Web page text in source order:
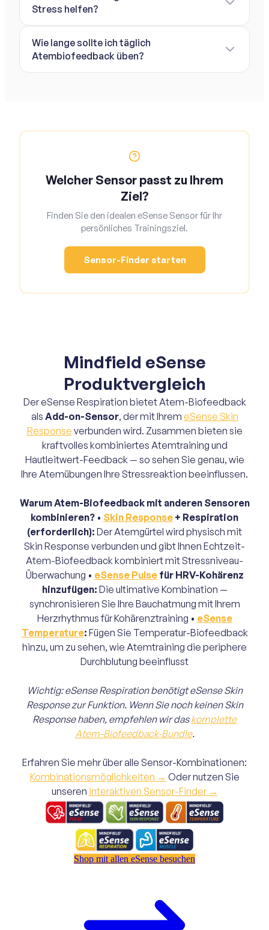
Stress helfen?
Wie lange sollte ich täglich
Atembiofeedback üben?
Welcher Sensor passt zu Ihrem
Ziel?
Finden Sie den idealen eSense Sensor für Ihr
persönliches Trainingsziel.
Sensor-Finder starten
Mindfield eSense
Produktvergleich
Der eSense Respiration bietet Atem-Biofeedback
als Add-on-Sensor, der mit Ihrem eSense Skin
Response verbunden wird. Zusammen bieten sie
kraftvolles kombiniertes Atemtraining und
Hautleitwert-Feedback — so sehen Sie genau, wie
Ihre Atemübungen Ihre Stressreaktion beeinflussen.
Warum Atem-Biofeedback mit anderen Sensoren
kombinieren? • Skin Response + Respiration
(erforderlich): Der Atemgürtel wird physisch mit
Skin Response verbunden und gibt Ihnen Echtzeit-
Atem-Biofeedback kombiniert mit Stressniveau-
Überwachung • eSense Pulsefür HRV-Kohärenz
hinzufügen: Die ultimative Kombination —
synchronisieren Sie Ihre Bauchatmung mit Ihrem
Herzrhythmus für Kohärenztraining • eSense
Temperature: Fügen Sie Temperatur-Biofeedback
hinzu, um zu sehen, wie Atemtraining die periphere
Durchblutung beeinflusst
Wichtig: eSense Respiration benötigt eSense Skin
Response zur Funktion. Wenn Sie noch keinen Skin
Response haben, empfehlen wir daskomplette
Atem-Biofeedback-Bundle.
Erfahren Sie mehr über alle Sensor-Kombinationen:
Kombinationsmöglichkeiten → Oder nutzen Sie
unseren interaktiven Sensor-Finder →
Shop mit allen eSense besuchen